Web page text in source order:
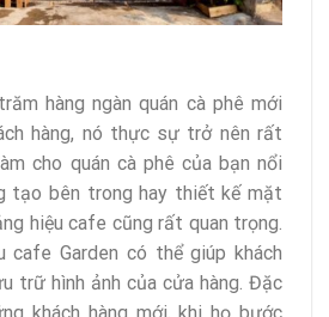
hàng ngàn quán cà phê mới
hàng, nó thực sự trở nên rất
cho quán cà phê của bạn nổi
tạo bên trong hay thiết kế mặt
hiệu cafe cũng rất quan trọng.
cafe Garden có thể giúp khách
trữ hình ảnh của cửa hàng. Đặc